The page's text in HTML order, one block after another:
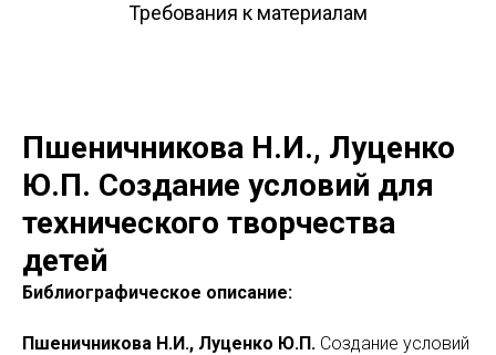
Требования к материалам
Пшеничникова Н.И., Луценко
Ю.П. Создание условий для
технического творчества
детей
Библиографическое описание:
Пшеничникова Н.И., Луценко Ю.П. Создание условий